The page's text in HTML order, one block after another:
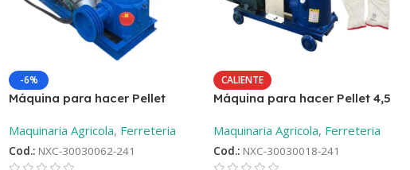
-6%
Máquina para hacer Pellet
Maquinaria Agricola, Ferreteria
Cod.: NXC-30030062-241
CALIENTE
Máquina para hacer Pellet 4,5
Maquinaria Agricola, Ferreteria
Cod.: NXC-30030018-241